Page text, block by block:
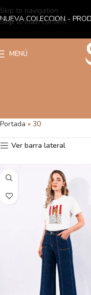
Skip to navigation
Skip to main content
MENÚ
Portada » 30
Ver barra lateral
NUEVA COLECCION -